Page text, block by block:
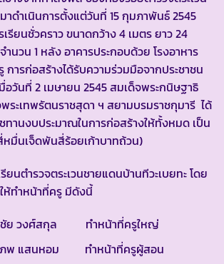
าดำเนินการตั้งแต่วันที่ 15 กุมภาพันธ์ 2545
รียนชั่วคราว ขนาดกว้าง 4 เมตร ยาว 24
นวน 1 หลัง อาคารประกอบด้วย โรงอาหาร
ารก่อสร้างได้รับความร่วมมือจากประชาชน
อวันที่ 2 เมษายน 2545 สมเด็จพระกนิษฐาธิ
ระเทพรัตนราชสุดา ฯ สยามบรมราชกุมารี ได้
ทานงบประมาณในการก่อสร้างให้ทั้งหมด เป็น
หมื่นเจ็ดพันสี่ร้อยเก้าบาทถ้วน)
รวจตระเวนชายแดนบ้านทีวะเบยทะ โดย
ห้ทำหน้าที่ครู มีดังนี้
ชัย วงศ์สกุล ทำหน้าที่ครูใหญ่
ภพ แสนหอม ทำหน้าที่ครูผู้สอน